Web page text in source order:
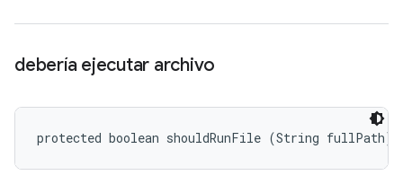
debería ejecutar archivo
protected boolean shouldRunFile (String fullPath)